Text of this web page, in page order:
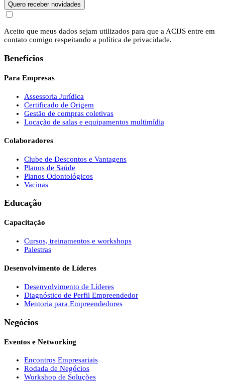
Quero receber novidades
Aceito que meus dados sejam utilizados para que a ACIJS entre em
contato comigo respeitando a política de privacidade.
Benefícios
Para Empresas
Assessoria Jurídica
Certificado de Origem
Gestão de compras coletivas
Locação de salas e equipamentos multimídia
Colaboradores
Clube de Descontos e Vantagens
Planos de Saúde
Planos Odontológicos
Vacinas
Educação
Capacitação
Cursos, treinamentos e workshops
Palestras
Desenvolvimento de Líderes
Desenvolvimento de Líderes
Diagnóstico de Perfil Empreendedor
Mentoria para Empreendedores
Negócios
Eventos e Networking
Encontros Empresariais
Rodada de Negócios
Workshop de Soluções